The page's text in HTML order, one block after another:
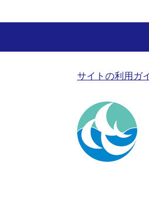
サイトの利用ガ